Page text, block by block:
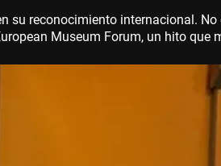
su reconocimiento internacional. No
Museum Forum, un hito que